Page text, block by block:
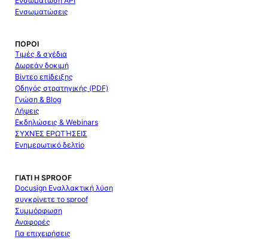
Ενσωματώσεις
ΠΌΡΟΙ
Τιμές & σχέδια
Δωρεάν δοκιμή
Βίντεο επίδειξης
Οδηγός στρατηγικής (PDF)
Γνώση & Blog
Λήψεις
Εκδηλώσεις & Webinars
ΣΥΧΝΈΣ ΕΡΩΤΉΣΕΙΣ
Ενημερωτικό δελτίο
ΓΙΑΤΊ Η SPROOF
Docusign Εναλλακτική λύση
συγκρίνετε το sproof
Συμμόρφωση
Αναφορές
Για επιχειρήσεις